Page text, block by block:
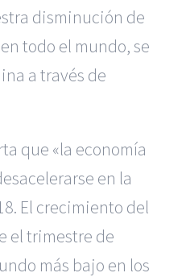
disminución de
todo el mundo, se
a través de
que «la economía
en la
El crecimiento del
el trimestre de
más bajo en los